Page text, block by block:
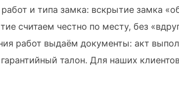
и типа замка: вскрытие замка
считаем честно по месту, без
работ выдаём документы: акт
талон. Для наших